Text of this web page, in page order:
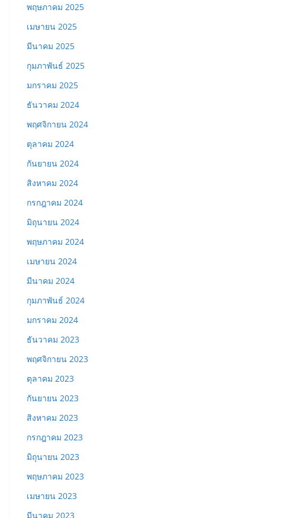
พฤษภาคม 2025
เมษายน 2025
มีนาคม 2025
กุมภาพันธ์ 2025
มกราคม 2025
ธันวาคม 2024
พฤศจิกายน 2024
ตุลาคม 2024
กันยายน 2024
สิงหาคม 2024
กรกฎาคม 2024
มิถุนายน 2024
พฤษภาคม 2024
เมษายน 2024
มีนาคม 2024
กุมภาพันธ์ 2024
มกราคม 2024
ธันวาคม 2023
พฤศจิกายน 2023
ตุลาคม 2023
กันยายน 2023
สิงหาคม 2023
กรกฎาคม 2023
มิถุนายน 2023
พฤษภาคม 2023
เมษายน 2023
มีนาคม 2023